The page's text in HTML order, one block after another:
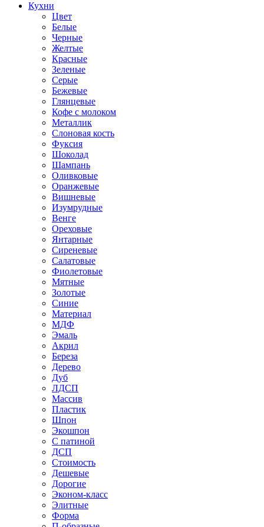
Кухни
Цвет
Белые
Черные
Желтые
Красные
Зеленые
Серые
Бежевые
Глянцевые
Кофе с молоком
Металлик
Слоновая кость
Фуксия
Шоколад
Шампань
Оливковые
Оранжевые
Вишневые
Изумрудные
Венге
Ореховые
Янтарные
Сиреневые
Салатовые
Фиолетовые
Мятные
Золотые
Синие
Материал
МДФ
Эмаль
Акрил
Береза
Дерево
Дуб
ЛДСП
Массив
Пластик
Шпон
Экошпон
С патиной
ДСП
Стоимость
Дешевые
Дорогие
Эконом-класс
Элитные
Форма